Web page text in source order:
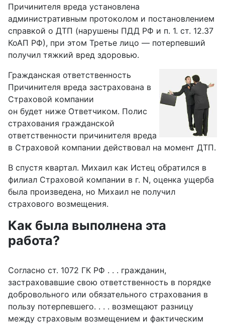
Причинителя вреда установлена
административным протоколом и постановлением
справкой о ДТП (нарушены ПДД РФ и п. 1. ст. 12.37
КоАП РФ), при этом Третье лицо — потерпевший
получил тяжкий вред здоровью.
Гражданская ответственность
Причинителя вреда застрахована в
Страховой компании
он будет ниже Ответчиком. Полис
страхования гражданской
ответственности причинителя вреда
в Страховой компании действовал на момент ДТП.
В спустя квартал. Михаил как Истец обратился в
филиал Страховой компании в г. N, оценка ущерба
была произведена, но Михаил не получил
страхового возмещения.
Как была выполнена эта
работа?
Согласно ст. 1072 ГК РФ . . . гражданин,
застраховавшие свою ответственность в порядке
добровольного или обязательного страхования в
пользу потерпевшего. . . . возмещают разницу
между страховым возмещением и фактическим